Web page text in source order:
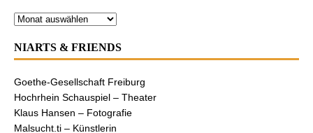
NIARTS & FRIENDS
Goethe-Gesellschaft Freiburg
Hochrhein Schauspiel – Theater
Klaus Hansen – Fotografie
Malsucht.ti – Künstlerin